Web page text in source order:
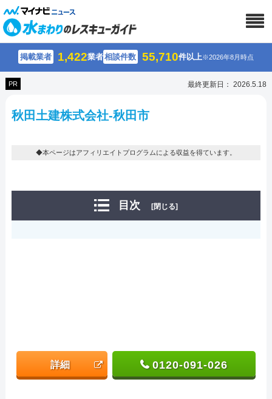
掲載業者 1,422業者相談件数 55,710件以上※2026年8月時点
PR 最終更新日： 2026.5.18
秋田土建株式会社-秋田市
◆本ページはアフィリエイトプログラムによる収益を得ています。
目次 [閉じる]
詳細 0120-091-026